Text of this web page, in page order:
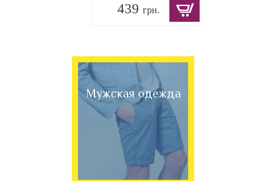
439 грн.
Мужская одежда